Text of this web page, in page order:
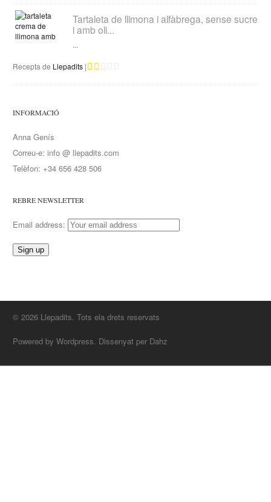
Tartaleta de llimona i alfàbrega, sense sucre
i amb oli...
...
Recepta de Llepadits |
INFORMACIÓ
Anna Genís
Correu-e: info @ llepadits.com
Telèfon: +34 656 428 506
REBRE NEWSLETTER
Email address:
© 2026 Llepadits. Tots ela drets reservats
Powered by Wordpress. Dissenyat per Dahz